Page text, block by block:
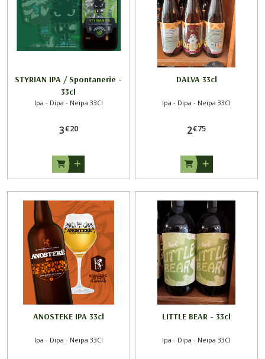
STYRIAN IPA / Spontanerie -
33cl
Ipa - Dipa - Neipa 33Cl
3€20
DALVA 33cl
Ipa - Dipa - Neipa 33Cl
2€75
ANOSTEKE IPA 33cl
Ipa - Dipa - Neipa 33Cl
LITTLE BEAR - 33cl
Ipa - Dipa - Neipa 33Cl